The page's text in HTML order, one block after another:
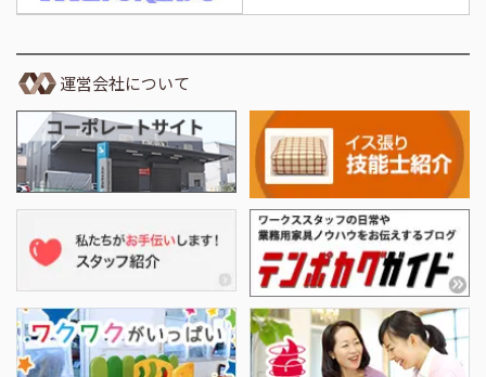
運営会社について